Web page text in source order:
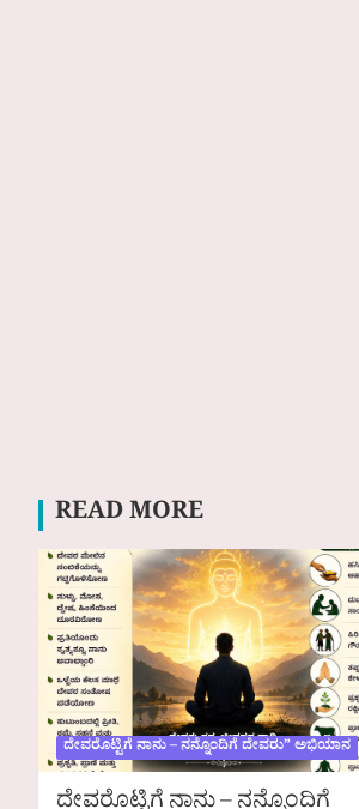
READ MORE
ದೇವರೊಟ್ಟಿಗೆ ನಾನು – ನನ್ನೊಂದಿಗೆ ದೇವರು” ಅಭಿಯಾನ